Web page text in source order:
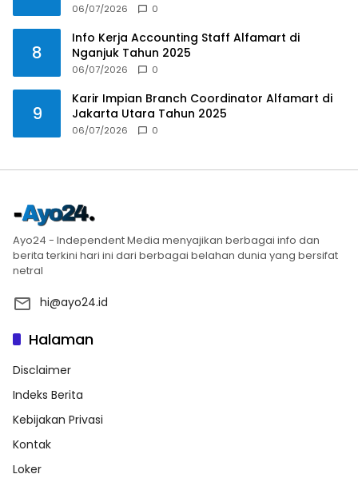
06/07/2026 0
8
Info Kerja Accounting Staff Alfamart di
Nganjuk Tahun 2025
06/07/2026 0
9
Karir Impian Branch Coordinator Alfamart di
Jakarta Utara Tahun 2025
06/07/2026 0
Ayo24 - Independent Media menyajikan berbagai info dan
berita terkini hari ini dari berbagai belahan dunia yang bersifat
netral
hi@ayo24.id
Halaman
Disclaimer
Indeks Berita
Kebijakan Privasi
Kontak
Loker